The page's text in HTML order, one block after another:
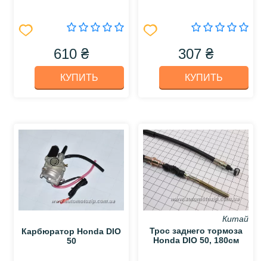
610 ₴
КУПИТЬ
307 ₴
КУПИТЬ
Карбюратор Honda DIO
50
Китай
Трос заднего тормоза
Honda DIO 50, 180см